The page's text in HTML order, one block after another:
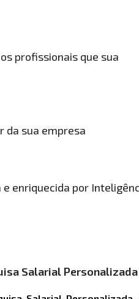
profissionais que sua
da sua empresa
enriquecida por
Salarial